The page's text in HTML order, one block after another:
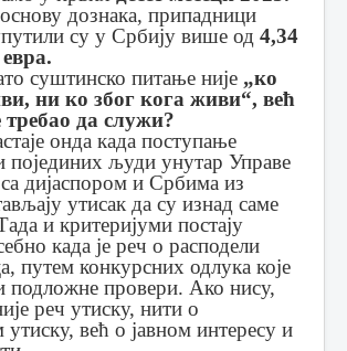
дознака, припадници
су у Србију више од 4,34
суштинско питање није „ко
ни ко због кога живи“, већ
да служи?
онда када поступање
појединих људи унутар Управе
дијаспором и Србима из
утисак да су изнад саме
и критеријуми постају
када је реч о расподели
путем конкурсних одлука које
подложне провери. Ако нису,
реч утиску, нити о
већ о јавном интересу и